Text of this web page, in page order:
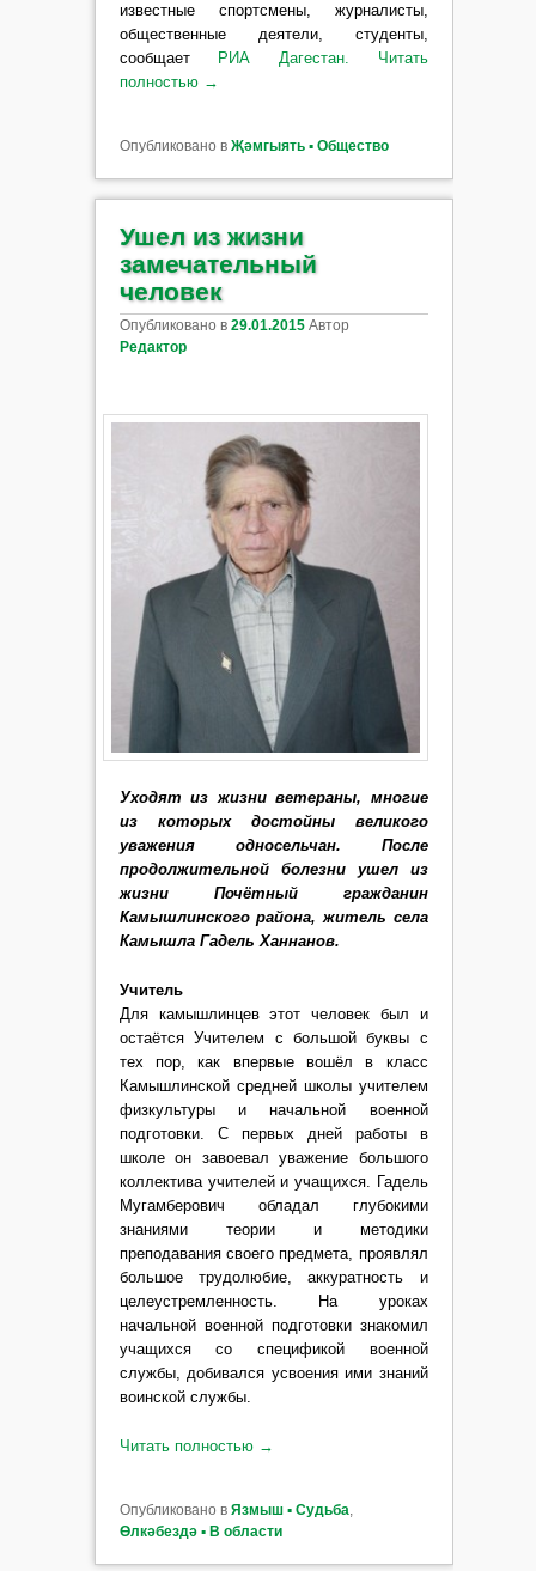
известные спортсмены, журналисты,
общественные деятели, студенты,
сообщает
РИА Дагестан.
Читать
полностью →
Опубликовано в Җәмгыять ▪ Общество
Ушел из жизни
замечательный
человек
Опубликовано в 29.01.2015 Автор
Редактор
Уходят из жизни ветераны, многие
из которых достойны великого
уважения односельчан. После
продолжительной болезни ушел из
жизни Почётный гражданин
Камышлинского района, житель села
Камышла Гадель Ханнанов.
Учитель
Для камышлинцев этот человек был и
остаётся Учителем с большой буквы с
тех пор, как впервые вошёл в класс
Камышлинской средней школы учителем
физкультуры и начальной военной
подготовки. С первых дней работы в
школе он завоевал уважение большого
коллектива учителей и учащихся. Гадель
Мугамберович обладал глубокими
знаниями теории и методики
преподавания своего предмета, проявлял
большое трудолюбие, аккуратность и
целеустремленность. На уроках
начальной военной подготовки знакомил
учащихся со спецификой военной
службы, добивался усвоения ими знаний
воинской службы.
Читать полностью →
Опубликовано в Язмыш ▪ Судьба,
Өлкәбездә ▪ В области